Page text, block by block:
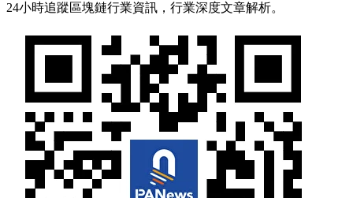
24小時追蹤區塊鏈行業資訊，行業深度文章解析。